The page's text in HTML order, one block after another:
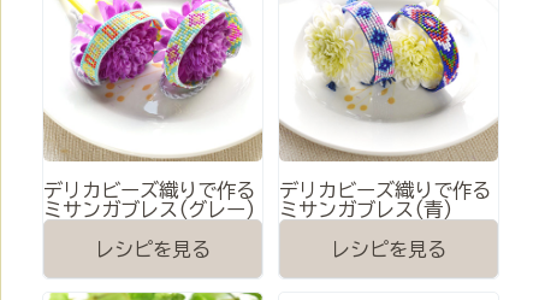
デリカビーズ織りで作る
ミサンガブレス(グレー)
レシピを見る
デリカビーズ織りで作る
ミサンガブレス(青)
レシピを見る